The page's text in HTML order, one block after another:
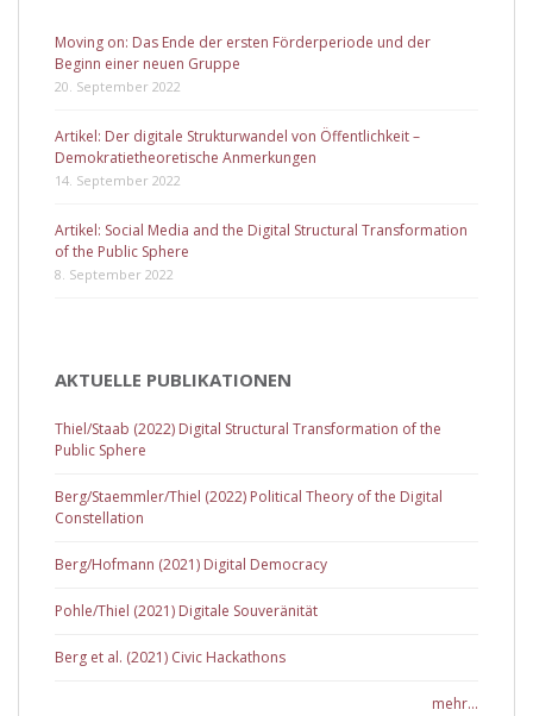
Moving on: Das Ende der ersten Förderperiode und der
Beginn einer neuen Gruppe
20. September 2022
Artikel: Der digitale Strukturwandel von Öffentlichkeit –
Demokratietheoretische Anmerkungen
14. September 2022
Artikel: Social Media and the Digital Structural Transformation
of the Public Sphere
8. September 2022
AKTUELLE PUBLIKATIONEN
Thiel/Staab (2022) Digital Structural Transformation of the
Public Sphere
Berg/Staemmler/Thiel (2022) Political Theory of the Digital
Constellation
Berg/Hofmann (2021) Digital Democracy
Pohle/Thiel (2021) Digitale Souveränität
Berg et al. (2021) Civic Hackathons
mehr...